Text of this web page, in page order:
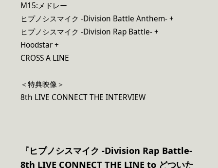
M15:メドレー
ヒプノシスマイク -Division Battle Anthem- +
ヒプノシスマイク -Division Rap Battle- +
Hoodstar +
CROSS A LINE
＜特典映像＞
8th LIVE CONNECT THE INTERVIEW
『ヒプノシスマイク -Division Rap Battle-
8th LIVE CONNECT THE LINE to どついた